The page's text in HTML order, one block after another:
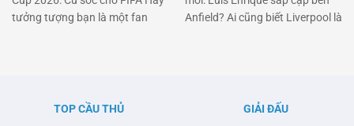
tưởng tượng bạn là một fan
gia đã quyết định tẩy chay sự
Anfield? Ai cũng biết Liverpool là
từng được kỳ vọng sẽ mang lại
TOP CẦU THỦ
GIẢI ĐẤU